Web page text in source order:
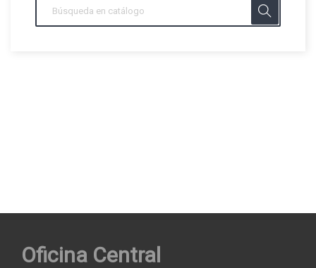
Oficina Central